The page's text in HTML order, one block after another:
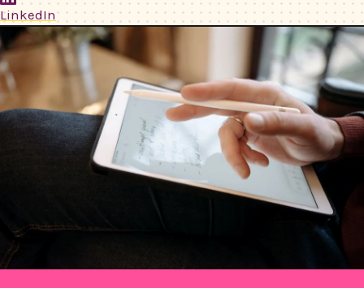
LinkedIn